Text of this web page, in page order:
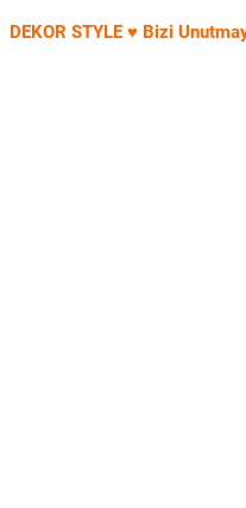
DEKOR STYLE ♥ Bizi